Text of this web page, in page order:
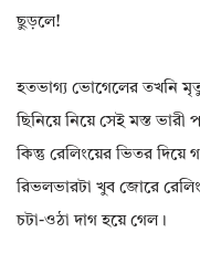
ছুড়লে!
হতভাগ্য ভোগেলের তখনি
ছিনিয়ে নিয়ে সেই মস্ত
কিন্তু রেলিংয়ের ভিতর দিয়ে
রিভলভারটা খুব জোরে
চটা-ওঠা দাগ হয়ে গেল।